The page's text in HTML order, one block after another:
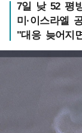
7일 낮 52 평
미·이스라엘
"대응 늦어지